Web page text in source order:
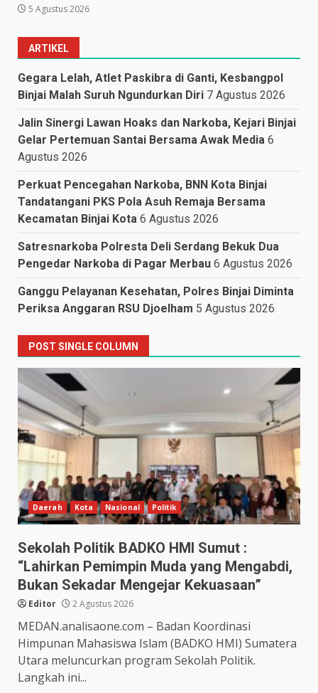
5 Agustus 2026
ARTIKEL
Gegara Lelah, Atlet Paskibra di Ganti, Kesbangpol
Binjai Malah Suruh Ngundurkan Diri 7 Agustus 2026
Jalin Sinergi Lawan Hoaks dan Narkoba, Kejari Binjai
Gelar Pertemuan Santai Bersama Awak Media 6
Agustus 2026
Perkuat Pencegahan Narkoba, BNN Kota Binjai
Tandatangani PKS Pola Asuh Remaja Bersama
Kecamatan Binjai Kota 6 Agustus 2026
Satresnarkoba Polresta Deli Serdang Bekuk Dua
Pengedar Narkoba di Pagar Merbau 6 Agustus 2026
Ganggu Pelayanan Kesehatan, Polres Binjai Diminta
Periksa Anggaran RSU Djoelham 5 Agustus 2026
POST SINGLE COLUMN
Daerah Kota Nasional Politik
Sekolah Politik BADKO HMI Sumut :
“Lahirkan Pemimpin Muda yang Mengabdi,
Bukan Sekadar Mengejar Kekuasaan”
Editor 2 Agustus 2026
MEDAN.analisaone.com – Badan Koordinasi
Himpunan Mahasiswa Islam (BADKO HMI) Sumatera
Utara meluncurkan program Sekolah Politik.
Langkah ini...